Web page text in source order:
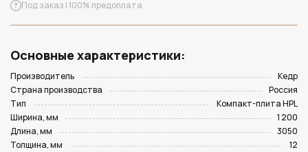
Под заказ | 100% предоплата
Основные характеристики:
Производитель
Кедр
Страна производства
Россия
Тип
Компакт-плита HPL
Ширина, мм
1 200
Длина, мм
3050
Толщина, мм
12